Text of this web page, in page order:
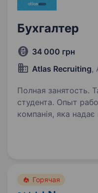
Бухгалтер
34 000 грн
Atlas Recruiting,
Полная занятость.
студента. Опыт работы от 2
компанія, яка
Горячая